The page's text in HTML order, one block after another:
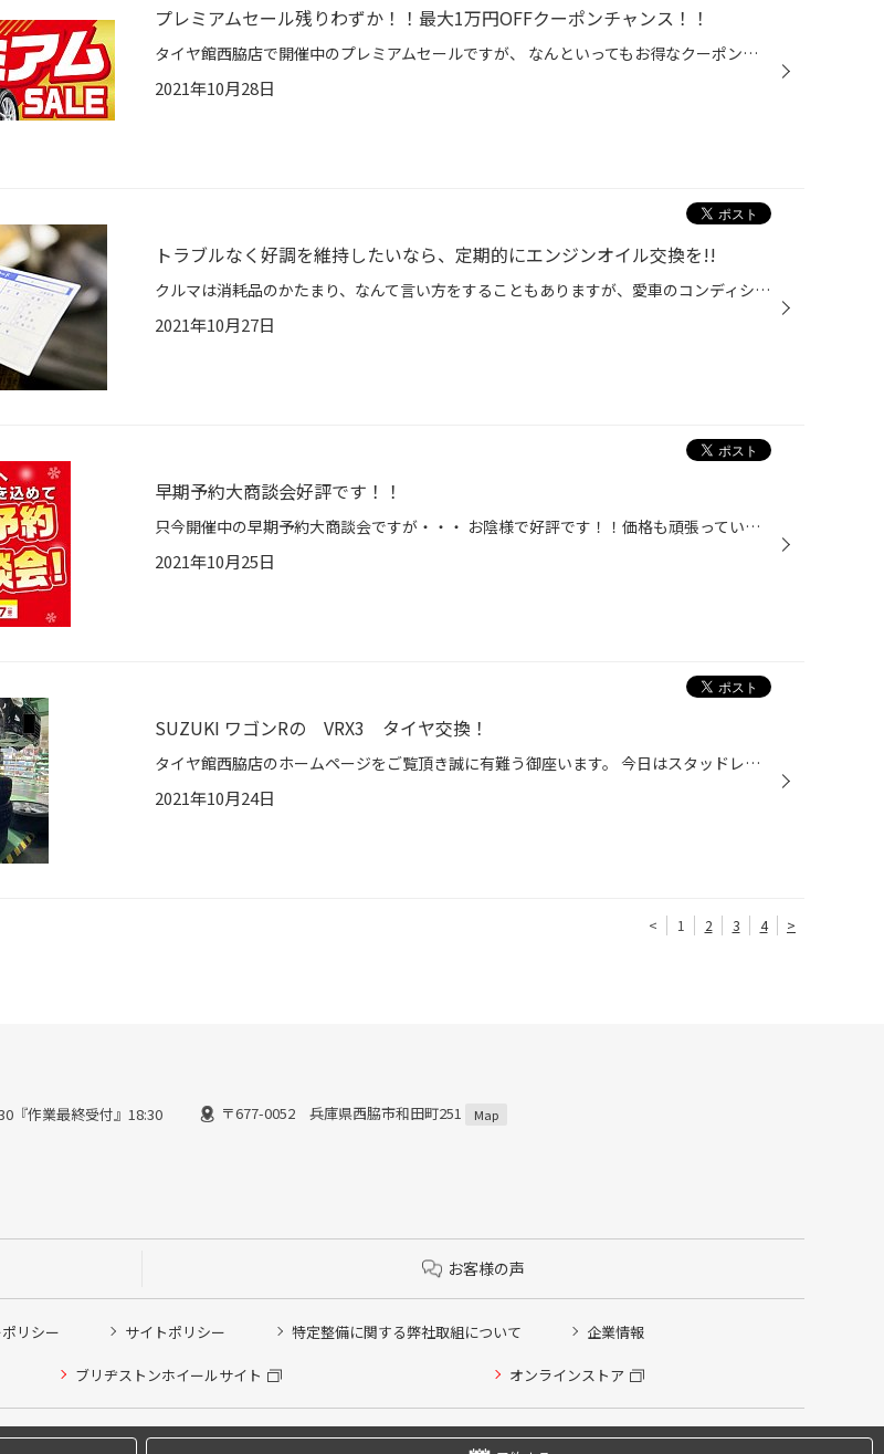
プレミアムセール残りわずか！！最大1万円OFFクーポンチャンス！！
タイヤ館西脇店で開催中のプレミアムセールですが、 なんといってもお得なクーポンがすごい！！ 只今開催中のプレミアムセールですが好評頂いております！！ プレミアム SALEお得なクーポンが当たるキャンペーン 開催中！ 応募者全員に、お得なクーポンをプレゼント キャンペーン 概要 キャンペーン...
2021年10月28日
トラブルなく好調を維持したいなら、定期的にエンジンオイル交換を!!
クルマは消耗品のかたまり、なんて言い方をすることもありますが、愛車のコンディションを維持していく上で定期的に交換が必要なものと言えば、何を思い浮かべますか？ 専門店として一番気になるものと言えばタイヤなんですが、お客さまのなかには「バッテリー上がりでクルマが動かなくなったことが...
2021年10月27日
早期予約大商談会好評です！！
只今開催中の早期予約大商談会ですが・・・ お陰様で好評です！！価格も頑張っていますので是非見積に！！！ お安く済む理由は・・・・お持ち帰り頂いております！！ シーズンに向けて倉庫のスペースを確保するのです！！ 持ち帰るだけ？？そう思われた方！！この機会に是非！！ タイヤ館 西脇 電話...
2021年10月25日
SUZUKI ワゴンRの VRX3 タイヤ交換！
タイヤ館西脇店のホームページをご覧頂き誠に有難う御座います。 今日はスタッドレスタイヤの交換作業をご紹介です。 あまり多く走らない方などは今時期から交換される場合も御座いますよ！ 新品のスタッドレスタイヤでは200ｋｍ程度の慣らし走行をオススメしています！ シーズン本番でしっかり仕事...
2021年10月24日
< 1 2 3 4 >
『作業最終受付』18:30 〒677-0052 兵庫県西脇市和田町251 Map
お客様の声
リシー サイトポリシー 特定整備に関する弊社取組について 企業情報
ブリヂストンホイールサイト オンラインストア
会員の方はこちらを選択ください
けません